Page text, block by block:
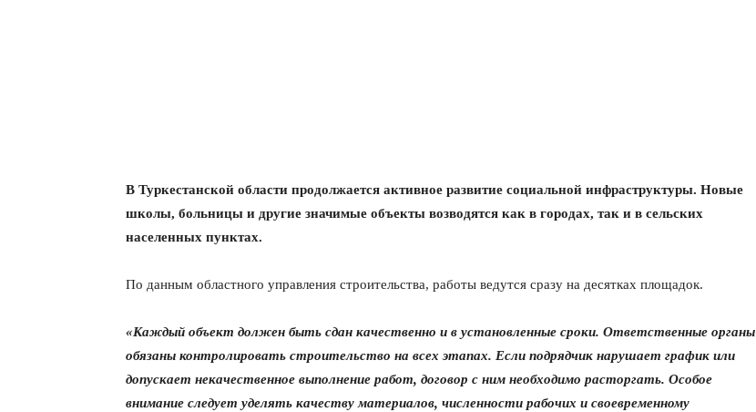
В Туркестанской области продолжается активное развитие социальной инфраструктуры. Новые
школы, больницы и другие значимые объекты возводятся как в городах, так и в сельских
населенных пунктах.
По данным областного управления строительства, работы ведутся сразу на десятках площадок.
«Каждый объект должен быть сдан качественно и в установленные сроки. Ответственные органы
обязаны контролировать строительство на всех этапах. Если подрядчик нарушает график или
допускает некачественное выполнение работ, договор с ним необходимо расторгать. Особое
внимание следует уделять качеству материалов, численности рабочих и своевременному